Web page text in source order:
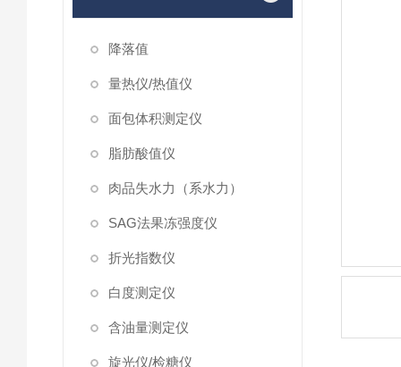
降落值
量热仪/热值仪
面包体积测定仪
脂肪酸值仪
肉品失水力（系水力）
SAG法果冻强度仪
折光指数仪
白度测定仪
含油量测定仪
旋光仪/检糖仪